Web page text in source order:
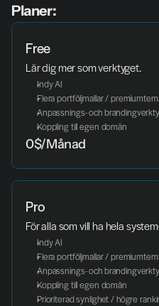
Planer:
Free
Lär dig mer som verktyget.
Indy AI
Flera portföljmallar /
Anpassnings- och
Koppling till egen domän
0$/Månad
Pro
För alla som vill ha hela
Indy AI
Flera portföljmallar /
Anpassnings- och
Koppling till egen domän
Prioriterad synlighet / högre